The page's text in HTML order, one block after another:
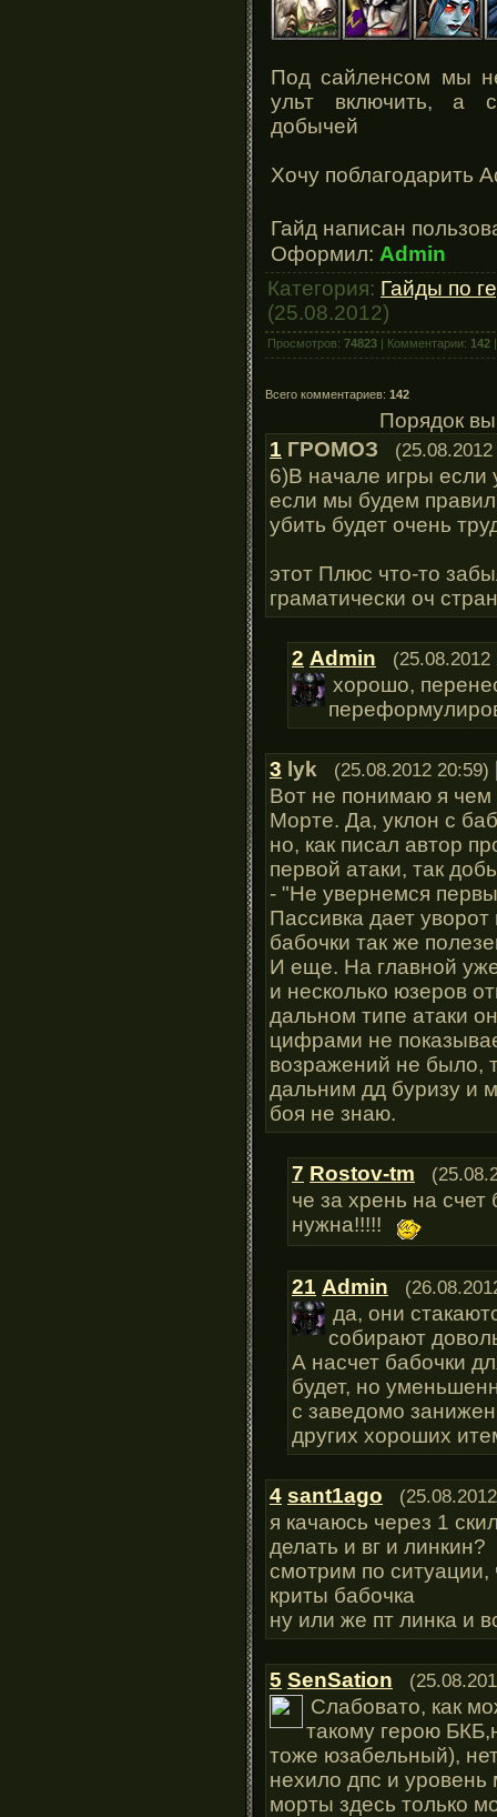
Под сайленсом мы
ульт включить, а
добычей
Хочу поблагодарить
Гайд написан
Оформил: Admin
Категория: Гайды по
(25.08.2012)
Просмотров: 74823 | Комментарии: 142
Всего комментариев: 142
Порядок
1 ГРОМОЗ
6)В начале игры если
если мы будем
убить будет очень
этот Плюс что-то
граматически оч
2 Admin (25.08.2012
хорошо,
3 lyk (25.08.2012 20:59)
Вот не понимаю я чем
Морте. Да, уклон с
но, как писал автор
первой атаки, так
- "Не увернемся
Пассивка дает
бабочки так же
И еще. На главной
и несколько юзеров
дальном типе атаки
цифрами не
возражений не было,
дальним дд буризу и
боя не знаю.
7 Rostov-tm
че за хрень на
нужна!!!!!
21 Admin
да, они
собирают
А насчет бабочки
будет, но
с заведомо
других хороших
4 sant1ago
я качаюсь через 1
делать и вг и линкин?
смотрим по
криты бабочка
ну или же пт линка и
5 SenSation
Слабовато, как
такому герою
тоже юзабельный),
нехило дпс и
морты здесь только